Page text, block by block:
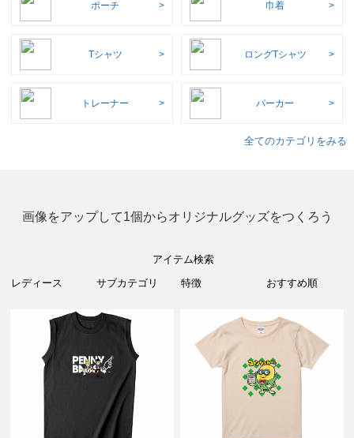
ポーチ 巾着
Tシャツ ロングTシャツ
トレーナー パーカー
全てのカテゴリをみる
画像をアップして1個からオリジナルグッズをつくろう
アイテム検索